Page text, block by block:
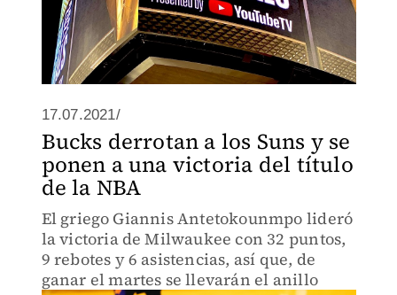
17.07.2021/
Bucks derrotan a los Suns y se
ponen a una victoria del título
de la NBA
El griego Giannis Antetokounmpo lideró
la victoria de Milwaukee con 32 puntos,
9 rebotes y 6 asistencias, así que, de
ganar el martes se llevarán el anillo